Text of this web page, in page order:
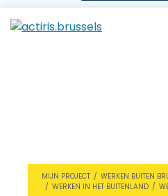
MIJN PROJECT
WERKEN BUITEN
WERKEN IN HET BUITENLAND